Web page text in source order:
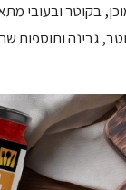
ובעובי
גבינה ותוספות